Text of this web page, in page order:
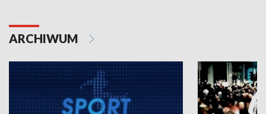
ARCHIWUM